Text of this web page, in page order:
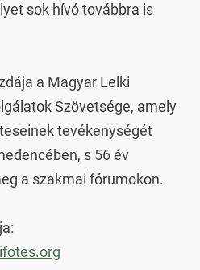
sok hívó továbbra is
a Magyar Lelki
Szövetsége, amely
tevékenységét
s 56 év
a szakmai fórumokon.